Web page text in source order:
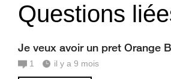
Questions
Je veux avoir un pret Orange
1 il y a 9 mois